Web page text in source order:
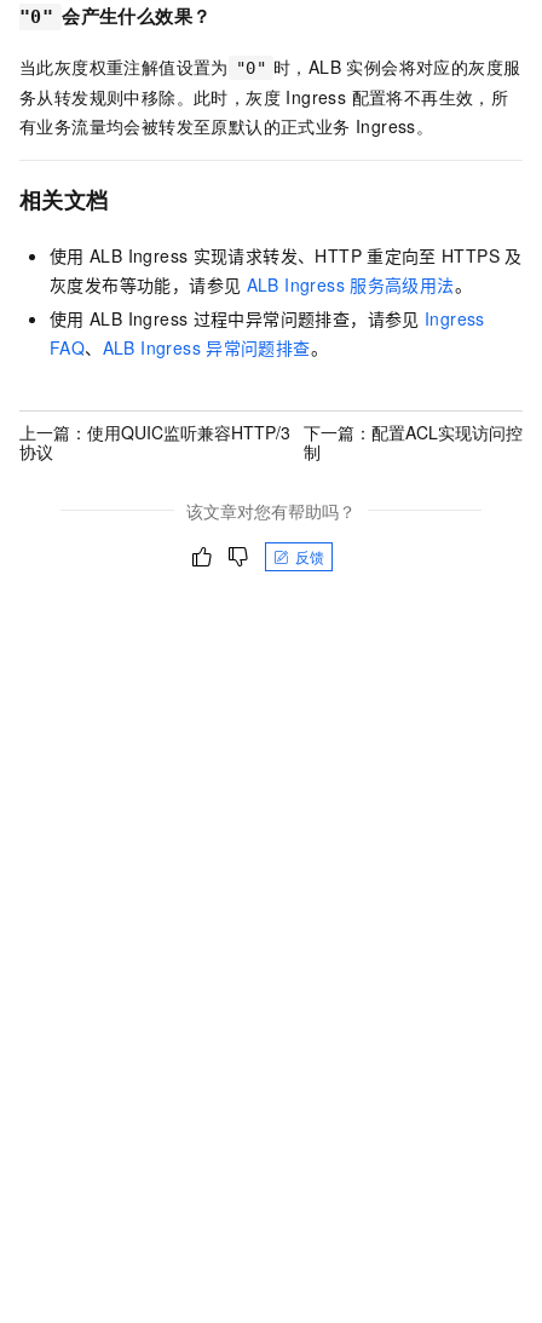
"0" 会产生什么效果？
当此灰度权重注解值设置为 "0" 时，ALB 实例会将对应的灰度服
务从转发规则中移除。此时，灰度 Ingress 配置将不再生效，所
有业务流量均会被转发至原默认的正式业务 Ingress。
相关文档
使用 ALB Ingress 实现请求转发、HTTP 重定向至 HTTPS 及
灰度发布等功能，请参见 ALB Ingress 服务高级用法。
使用 ALB Ingress 过程中异常问题排查，请参见 Ingress
FAQ、 ALB Ingress 异常问题排查。
上一篇： 使用QUIC监听兼容HTTP/3
协议
下一篇： 配置ACL实现访问控
制
该文章对您有帮助吗？
反馈